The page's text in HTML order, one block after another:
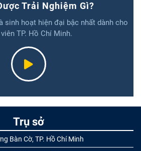
Trải Nghiệm Gì?
sinh hoạt hiện đại bậc nhất dành cho
TP. Hồ Chí Minh.
Trụ sở
Bàn Cờ, TP. Hồ Chí Minh